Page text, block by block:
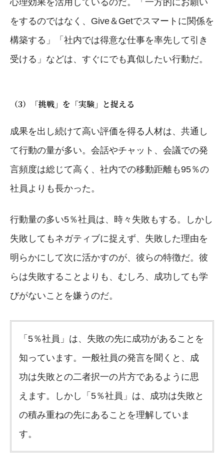
をするのではなく、Give＆Getでスマートに関係を
構築する」「社内では得意な仕事を率先して引き
受ける」などは、すぐにでも真似したい行動だ。
（3）「挑戦」を「実験」と捉える
成果を出し続けて高い評価を得る人材は、共通し
て行動の量が多い。会話やチャット、会議での発
言頻度は総じて高く、社内での移動距離も95％の
社員よりも長かった。
行動量の多い5％社員は、時々失敗もする。しかし
失敗してもネガティブに捉えず、失敗した理由を
明らかにして次に活かすのが、彼らの特徴だ。彼
らは失敗することよりも、むしろ、成功しても学
びがないことを嫌うのだ。
「5％社員」は、失敗の先に成功があることを
知っています。一般社員の発言を聞くと、成
功は失敗との二者択一の片方であるように思
えます。しかし「5％社員」は、成功は失敗と
の積み重ねの先にあることを理解していま
す。